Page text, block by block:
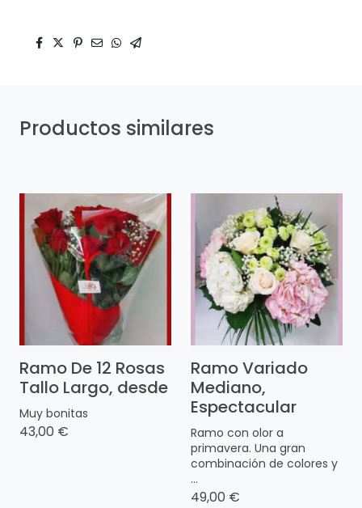
Productos similares
Ramo De 12 Rosas
Tallo Largo, desde
Muy bonitas
43,00 €
Ramo Variado
Mediano,
Espectacular
Ramo con olor a
primavera. Una gran
combinación de colores y
...
49,00 €